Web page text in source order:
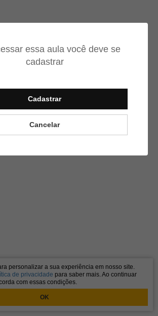
essa aula você deve se
cadastrar
Cadastrar
Cancelar
personalizar a sua experiência em nosso site.
de privacidade para saber mais. Ao continuar
com essas condições.
OK